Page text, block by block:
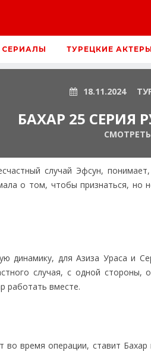
СЕРИАЛЫ ТУРЕЦКИЕ АКТЕРЫ
18.11.2024
БАХАР 25 СЕРИЯ
случай Эфсун,
о том, чтобы признаться, но
динамику, для Азиза Ураса и
случая, с одной
работать вместе.
во время операции, ставит